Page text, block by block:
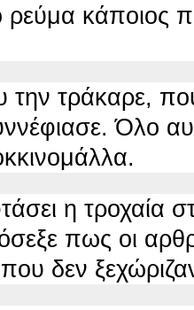
ρεύμα κάποιος
την τράκαρε,
Όλο
η τροχαία
πως οι
δεν